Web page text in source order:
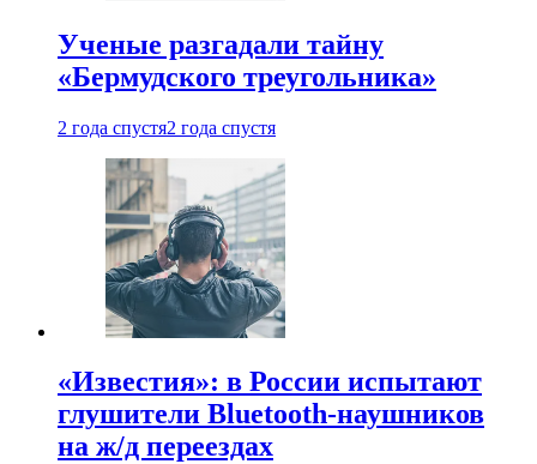
Ученые разгадали тайну
«Бермудского треугольника»
2 года спустя2 года спустя
«Известия»: в России испытают
глушители Bluetooth-наушников
на ж/д переездах